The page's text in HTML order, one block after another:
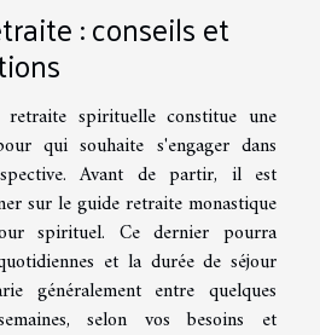
: conseils et
spirituelle constitue une
qui souhaite s'engager dans
Avant de partir, il est
sur le guide retraite monastique
spirituel. Ce dernier pourra
et la durée de séjour
généralement entre quelques
selon vos besoins et